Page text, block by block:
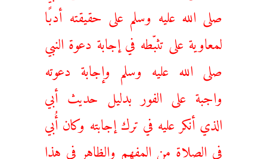
صلى الله عليه وسلم على حقيقته أدبًا
لمعاوية على تثبّطه في إجابة دعوة النبي
صلى الله عليه وسلم وإجابة دعوته
واجبة على الفور بدليل حديث أبي
الذي أنكر عليه في ترك إجابته وكان أُبي
في الصلاة من المفهم والظاهر في هذا